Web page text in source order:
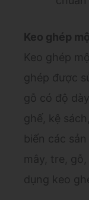
Keo ghép
Keo ghép
ghép được
gỗ có độ
ghế, kệ
biến các
mây, tre,
dụng keo